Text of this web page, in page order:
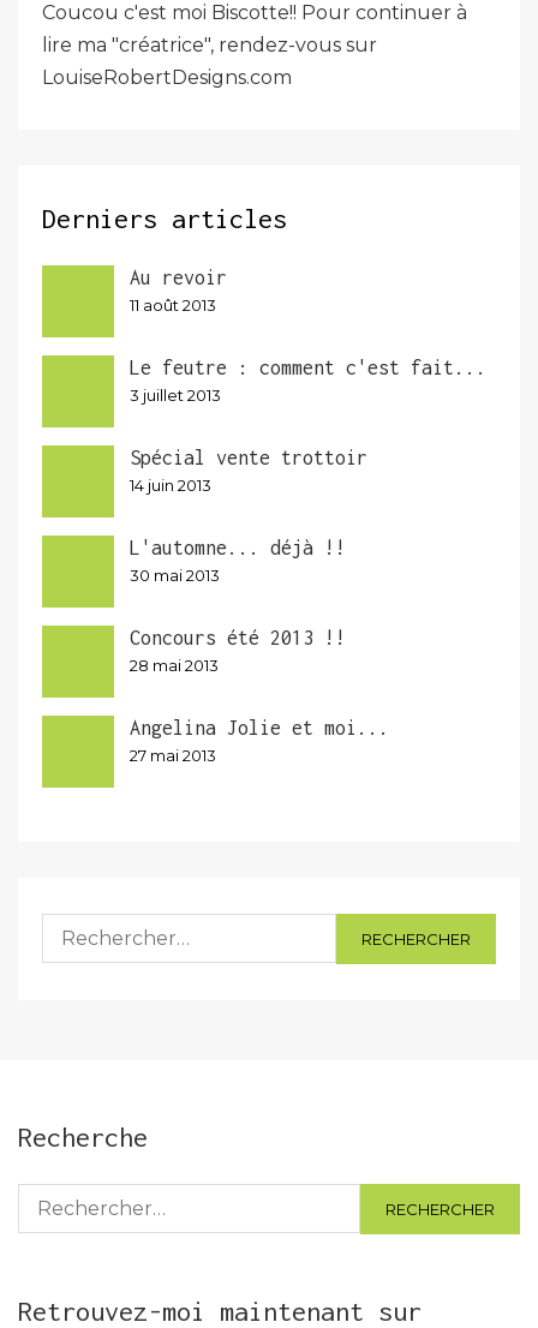
Coucou c'est moi Biscotte!! Pour continuer à
lire ma "créatrice", rendez-vous sur
LouiseRobertDesigns.com
Derniers articles
Au revoir
11 août 2013
Le feutre : comment c'est fait...
3 juillet 2013
Spécial vente trottoir
14 juin 2013
L'automne... déjà !!
30 mai 2013
Concours été 2013 !!
28 mai 2013
Angelina Jolie et moi...
27 mai 2013
Rechercher :
Recherche
Rechercher :
Retrouvez-moi maintenant sur